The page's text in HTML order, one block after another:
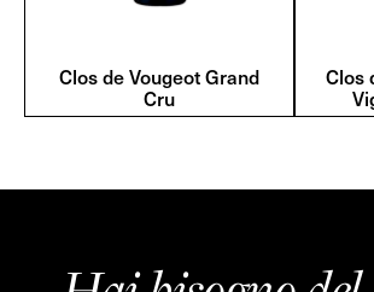
Clos de Vougeot Grand
Cru
Clos